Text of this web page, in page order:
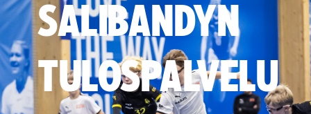
SALIBANDYN
TULOSPALVELU